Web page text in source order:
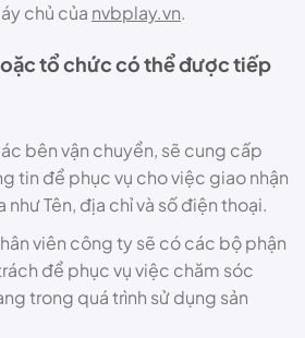
chủ của nvbplay.vn.
tổ chức có thể được tiếp
bên vận chuyển, sẽ cung cấp
tin để phục vụ cho việc giao nhận
như Tên, địa chỉ và số điện thoại.
viên công ty sẽ có các bộ phận
để phục vụ việc chăm sóc
trong quá trình sử dụng sản